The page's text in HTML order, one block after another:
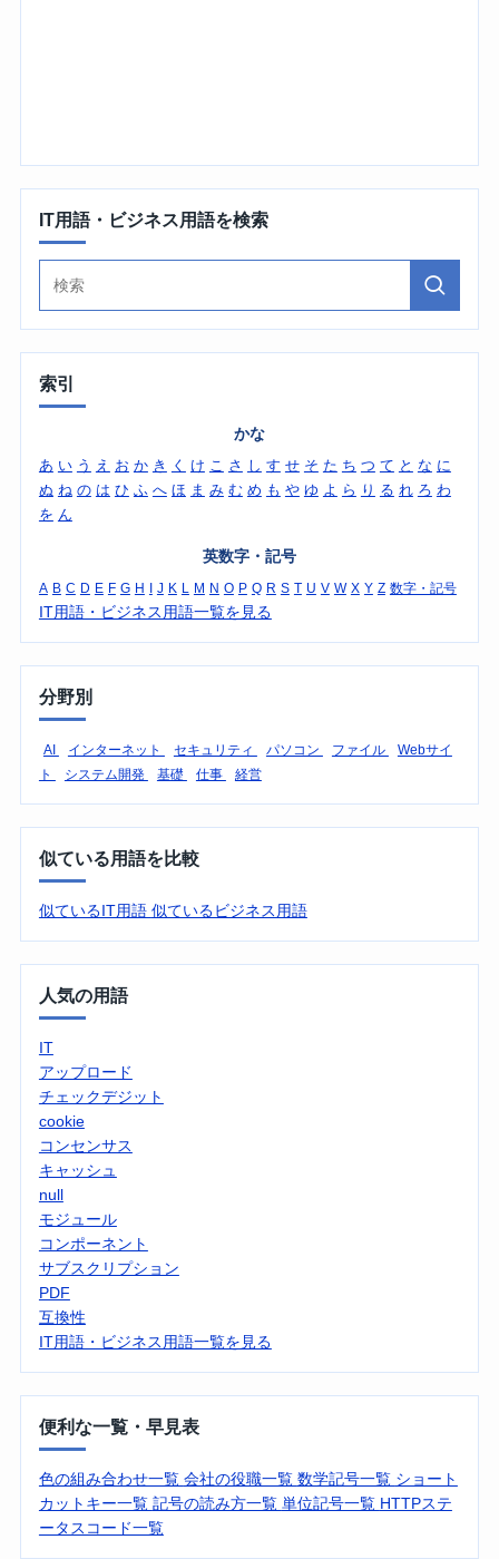
IT用語・ビジネス用語を検索
索引
かな
あ い う え お か き く け こ さ し す せ そ た ち つ て と な に
ぬ ね の は ひ ふ へ ほ ま み む め も や ゆ よ ら り る れ ろ わ
を ん
英数字・記号
A B C D E F G H J K L M N O P Q R S T U V W X Y Z 数字・記号
IT用語・ビジネス用語一覧を見る
分野別
AI インターネット セキュリティ パソコン ファイル
Webサイ
ト
システム開発 基礎 仕事 経営
似ている用語を比較
似ているIT用語 似ているビジネス用語
人気の用語
IT
アップロード
チェックデジット
cookie
コンセンサス
キャッシュ
null
モジュール
コンポーネント
サブスクリプション
PDF
互換性
IT用語・ビジネス用語一覧を見る
便利な一覧・早見表
色の組み合わせ一覧 会社の役職一覧 数学記号一覧 ショート
カットキー一覧 記号の読み方一覧 単位記号一覧 HTTPステ
ータスコード一覧